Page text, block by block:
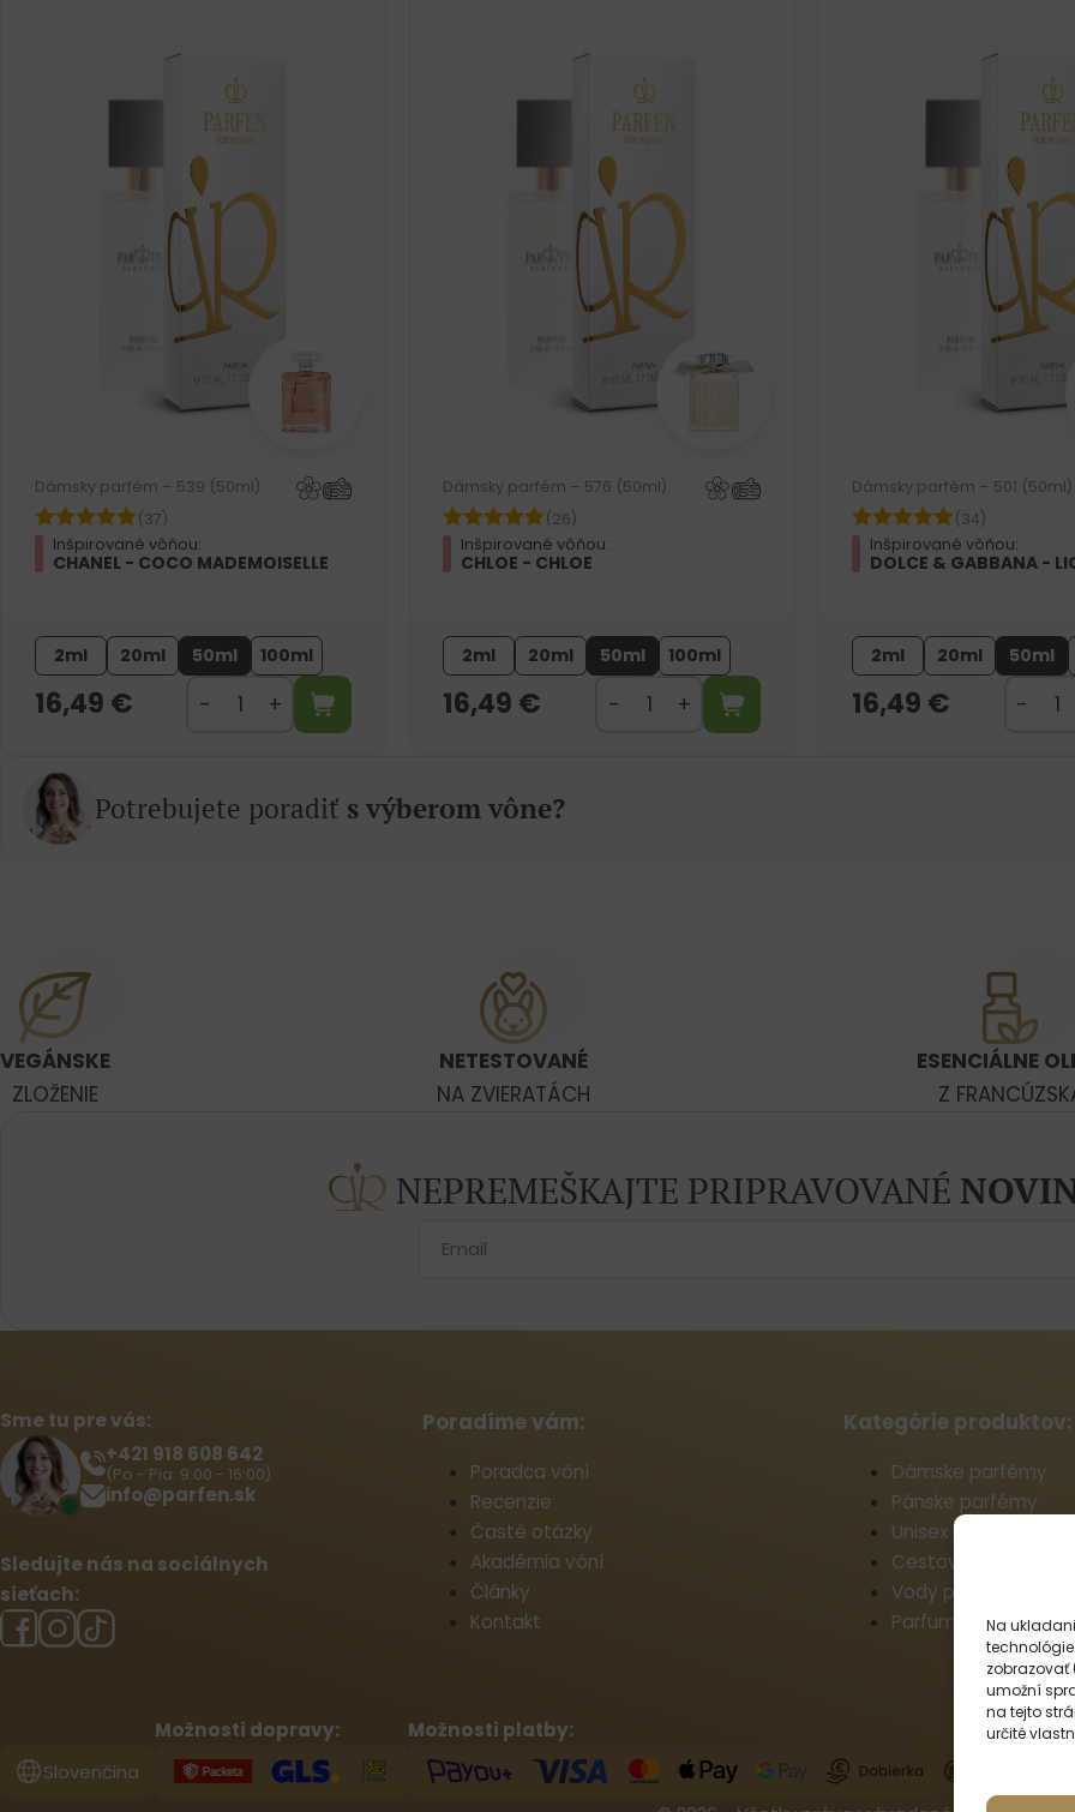
Na
zobrazovať
umožní
na tejto
určité
Dámsky parfém – 539 (50ml)
(37)
Inšpirované vôňou:
CHANEL - COCO MADEMOISELLE
2ml 20ml 50ml 100ml
16,49 €
Dámsky parfém – 576 (50ml)
(26)
Inšpirované vôňou:
CHLOE - CHLOE
2ml 20ml 50ml 100ml
16,49 €
Dámsky parfém – 501 (50ml)
(34)
Inšpirované vôňou:
DOLCE & GABBANA -
2ml 20ml 50ml
16,49 €
Potrebujete poradiť s výberom vône?
VEGÁNSKE
ZLOŽENIE
NETESTOVANÉ
NA ZVIERATÁCH
ESENCIÁLNE
Z
NEPREMEŠKAJTE PRIPRAVOVANÉ
Sme tu pre vás:
+421 918 608 642‬
(Po - Pia: 9:00 - 16:00)
info@parfen.sk
Sledujte nás na sociálnych
sieťach:
Poradíme vám:
Poradca vôní
Recenzie
Časté otázky
Akadémia vôní
Články
Kontakt
Kategórie produktov:
Dámske parfémy
Pánske parfémy
Unisex parfémy
Cestovné parfémy
Vody po holení
Parfumy do prania
Slovenčina
Možnosti dopravy: Možnosti platby: